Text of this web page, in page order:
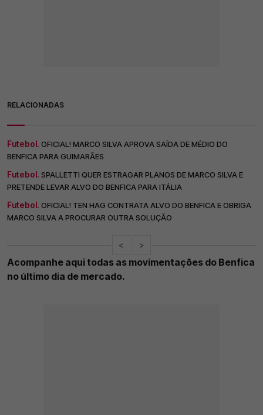
RELACIONADAS
Futebol. OFICIAL! MARCO SILVA APROVA SAÍDA DE MÉDIO DO
BENFICA PARA GUIMARÃES
Futebol. SPALLETTI QUER ESTRAGAR PLANOS DE MARCO SILVA E
PRETENDE LEVAR ALVO DO BENFICA PARA ITÁLIA
Futebol. OFICIAL! TEN HAG CONTRATA ALVO DO BENFICA E OBRIGA
MARCO SILVA A PROCURAR OUTRA SOLUÇÃO
< >
Acompanhe aqui todas as movimentações do Benfica
no último dia de mercado.